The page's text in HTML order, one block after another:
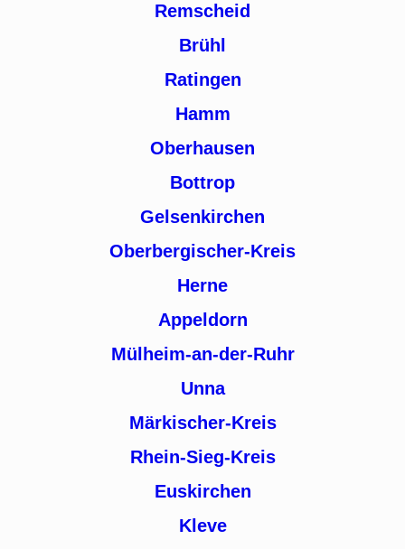
Remscheid
Brühl
Ratingen
Hamm
Oberhausen
Bottrop
Gelsenkirchen
Oberbergischer-Kreis
Herne
Appeldorn
Mülheim-an-der-Ruhr
Unna
Märkischer-Kreis
Rhein-Sieg-Kreis
Euskirchen
Kleve